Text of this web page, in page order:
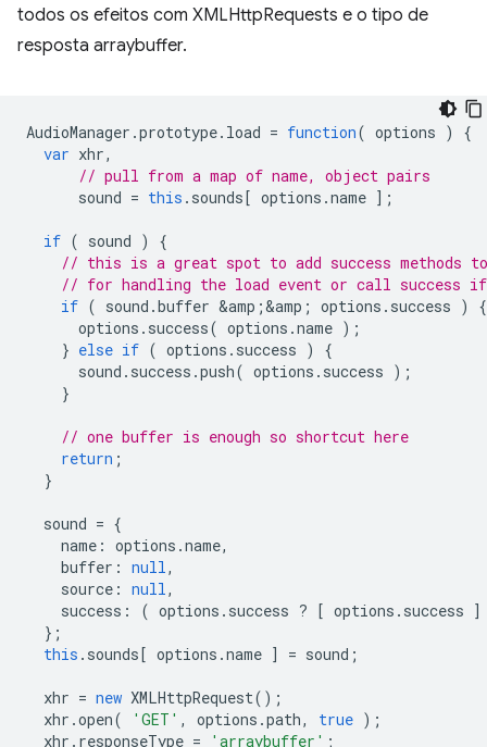
todos os efeitos com XMLHttpRequests e o tipo de
resposta arraybuffer.
AudioManager .prototype. load = function( options )
{
var xhr,
// pull from a map of name, object pairs
sound = this . sounds[ options .name ];
if ( sound )
{
// this is a great spot to add success methods
// for handling the load event or call success if
if ( sound .buffer &amp ;&amp ; options . success )
{
options . success( options .name );
} else if ( options . success )
{
sound . success .push( options . success );
}
// one buffer is enough so shortcut here
return ;
}
sound = {
name : options .name,
buffer : null,
source : null,
success : ( options . success ? [ options . success ]
};
this . sounds[ options .name ] = sound ;
xhr = new XMLHttpRequest();
xhr .open( 'GET' , options .path, true );
xhr . responseType = 'arraybuffer' ;